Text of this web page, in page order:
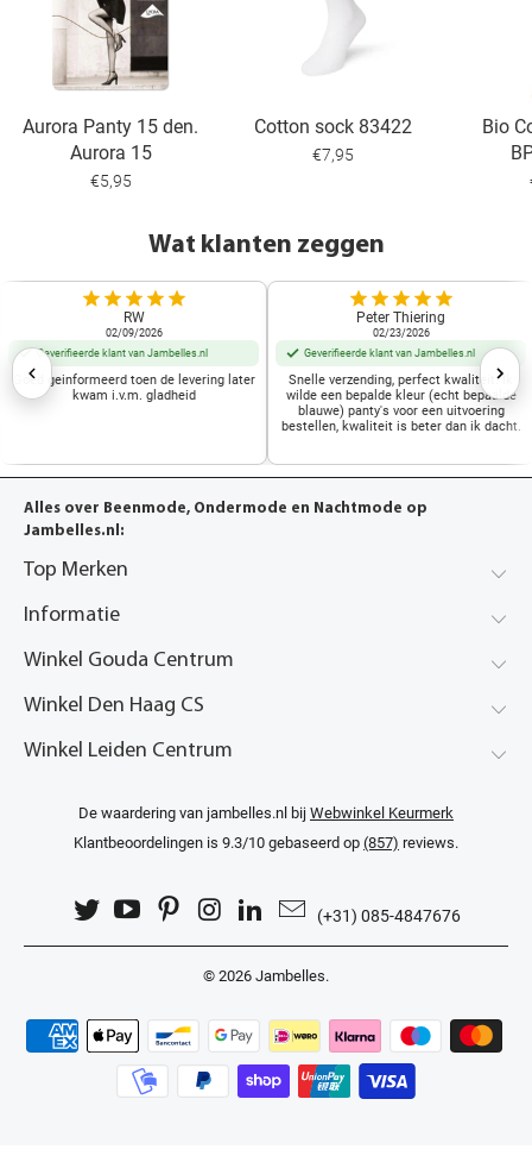
Aurora Panty 15 den.
Aurora 15
€5,95
Cotton sock 83422
€7,95
Bio
Wat klanten zeggen
RW
02/09/2026
Geverifieerde klant van Jambelles.nl
Goed geinformeerd toen de levering later
kwam i.v.m. gladheid
Peter Thiering
02/23/2026
Geverifieerde klant van Jambelles.nl
Snelle verzending, perfect kwaliteit. Ik
wilde een bepalde kleur (echt bepaalde
blauwe) panty's voor een uitvoering
bestellen, kwaliteit is beter dan ik dacht.
Alles over Beenmode, Ondermode en Nachtmode op
Jambelles.nl:
Top Merken
Informatie
Winkel Gouda Centrum
Winkel Den Haag CS
Winkel Leiden Centrum
De waardering van jambelles.nl bij Webwinkel Keurmerk
Klantbeoordelingen is 9.3/10 gebaseerd op (857) reviews.
(+31) 085-4847676
© 2026 Jambelles.